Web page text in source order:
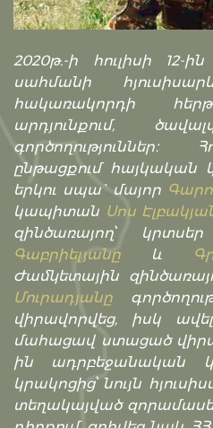
2020թ.-ի հուլիսի 12-
սահմանի
հակառակորդի
արդյունքում,
գործողություններ։
ընթացքում հայկական
երկու սպա` մայոր
կապիտան Սոս
զինծառայող՝
Գաբրիելյանըև
Ժամկետային
Մուրադյանը
վիրավորվեց, իսկ
մահացավ ստացած
ին ադրբեջանական
կրակոցից՝ նույն
տեղակայված